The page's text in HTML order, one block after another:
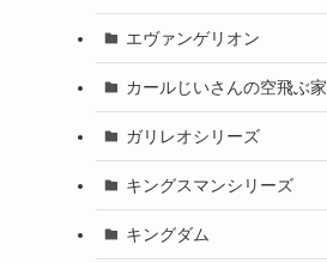
エヴァンゲリオン
カールじいさんの空飛ぶ家
ガリレオシリーズ
キングスマンシリーズ
キングダム